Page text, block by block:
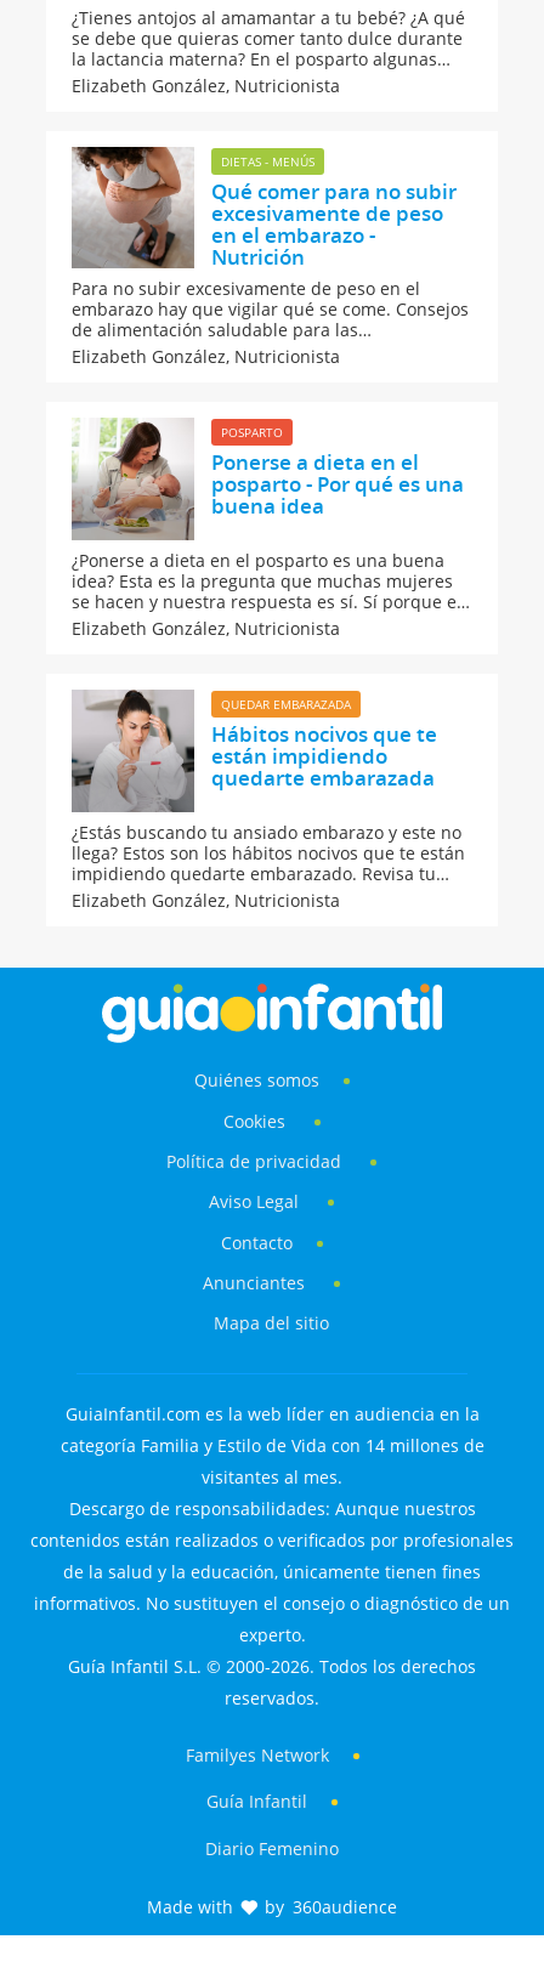
¿Tienes antojos al amamantar a tu bebé? ¿A qué
se debe que quieras comer tanto dulce durante
la lactancia materna? En el posparto algunas
mujeres sienten ansiedad por la comida y tiene
una explicación. Hablemos sobre los antojos al
Elizabeth González, Nutricionista
DIETAS - MENÚS
Qué comer para no subir
excesivamente de peso
en el embarazo -
Nutrición
Para no subir excesivamente de peso en el
embarazo hay que vigilar qué se come. Consejos
de alimentación saludable para las
embarazadas para saber qué pueden comer
para sentirse bien y estar fuertes durante la
hay que cuidarse durante el embarazo.
Elizabeth González, Nutricionista
POSPARTO
Ponerse a dieta en el
posparto - Por qué es una
buena idea
¿Ponerse a dieta en el posparto es una buena
idea? Esta es la pregunta que muchas mujeres
se hacen y nuestra respuesta es sí. Sí porque es
una forma de tomar conciencia de que hay que
empezar a llevar buenos hábitos de vida
Elizabeth González, Nutricionista
QUEDAR EMBARAZADA
Hábitos nocivos que te
están impidiendo
quedarte embarazada
¿Estás buscando tu ansiado embarazo y este no
llega? Estos son los hábitos nocivos que te están
impidiendo quedarte embarazado. Revisa tu
alimentación y tu estilo de vida y si tienes
algunas de estas malas costumbres cámbialas y
Elizabeth González, Nutricionista
Quiénes somos
Cookies
Política de privacidad
Aviso Legal
Contacto
Anunciantes
Mapa del sitio
GuiaInfantil.com es la web líder en audiencia en la
categoría Familia y Estilo de Vida con 14 millones de
visitantes al mes.
Descargo de responsabilidades: Aunque nuestros
contenidos están realizados o verificados por profesionales
de la salud y la educación, únicamente tienen fines
informativos. No sustituyen el consejo o diagnóstico de un
experto.
Guía Infantil S.L. © 2000-2026. Todos los derechos
reservados.
Familyes Network
Guía Infantil
Diario Femenino
Made with by 360audience